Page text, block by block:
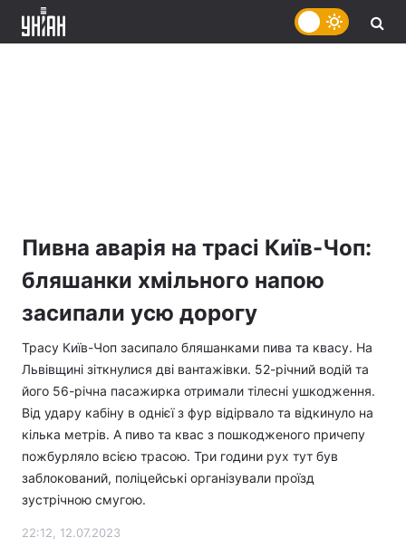
Пивна аварія на трасі Київ-Чоп:
бляшанки хмільного напою
засипали усю дорогу
Трасу Київ-Чоп засипало бляшанками пива та квасу. На
Львівщині зіткнулися дві вантажівки. 52-річний водій та
його 56-річна пасажирка отримали тілесні ушкодження.
Від удару кабіну в однієї з фур відірвало та відкинуло на
кілька метрів. А пиво та квас з пошкодженого причепу
пожбурляло всією трасою. Три години рух тут був
заблокований, поліцейські організували проїзд
зустрічною смугою.
22:12, 12.07.2023